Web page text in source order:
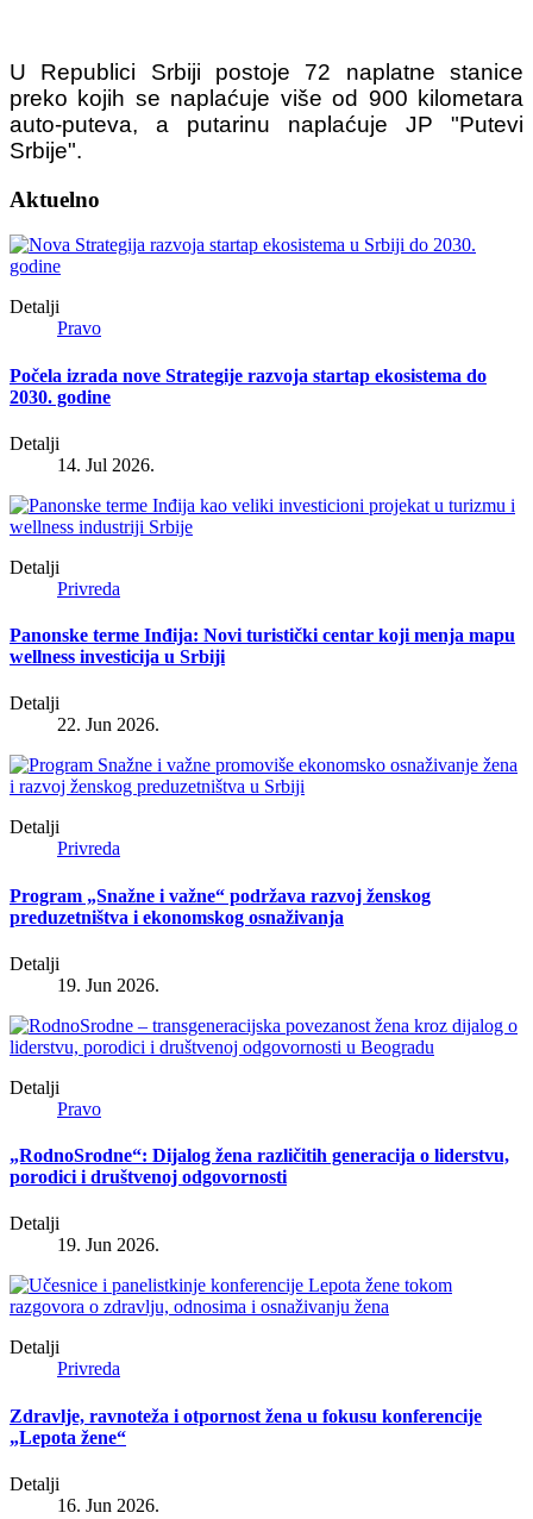
U Republici Srbiji postoje 72 naplatne stanice
preko kojih se naplaćuje više od 900 kilometara
auto-puteva, a putarinu naplaćuje JP "Putevi
Srbije".
Aktuelno
Detalji
Pravo
Počela izrada nove Strategije razvoja startap ekosistema do
2030. godine
Detalji
14. Jul 2026.
Detalji
Privreda
Panonske terme Inđija: Novi turistički centar koji menja mapu
wellness investicija u Srbiji
Detalji
22. Jun 2026.
Detalji
Privreda
Program „Snažne i važne“ podržava razvoj ženskog
preduzetništva i ekonomskog osnaživanja
Detalji
19. Jun 2026.
Detalji
Pravo
„RodnoSrodne“: Dijalog žena različitih generacija o liderstvu,
porodici i društvenoj odgovornosti
Detalji
19. Jun 2026.
Detalji
Privreda
Zdravlje, ravnoteža i otpornost žena u fokusu konferencije
„Lepota žene“
Detalji
16. Jun 2026.